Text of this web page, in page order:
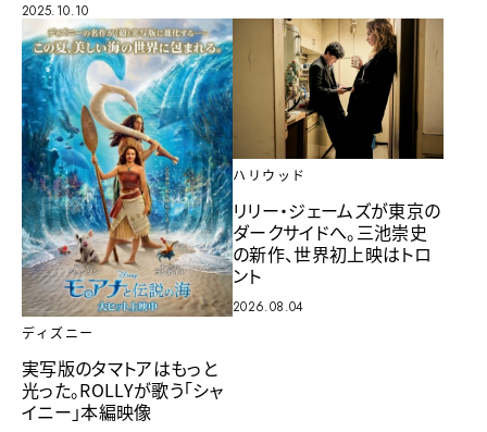
2025.10.10
ディズニー
実写版のタマトアはもっと
光った。ROLLYが歌う「シャ
イニー」本編映像
ハリウッド
リリー・ジェームズが東京の
ダークサイドへ。三池崇史
の新作、世界初上映はトロ
ント
2026.08.04